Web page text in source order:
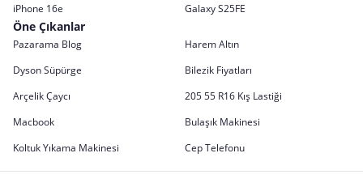
iPhone 16e
Galaxy S25FE
Öne Çıkanlar
Pazarama Blog
Harem Altın
Dyson Süpürge
Bilezik Fiyatları
Arçelik Çaycı
205 55 R16 Kış Lastiği
Macbook
Bulaşık Makinesi
Koltuk Yıkama Makinesi
Cep Telefonu